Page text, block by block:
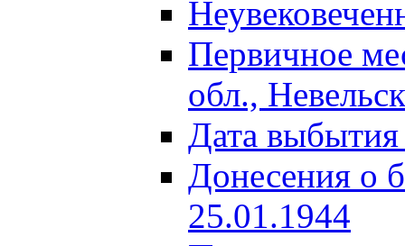
Первичное
обл.,
Дата
Донесения о
25.01.1944